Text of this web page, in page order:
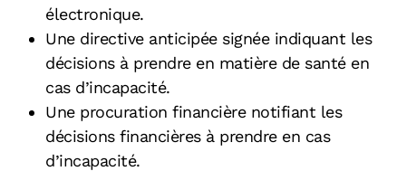
électronique.
Une directive anticipée signée indiquant les
décisions à prendre en matière de santé en
cas d’incapacité.
Une procuration financière notifiant les
décisions financières à prendre en cas
d’incapacité.